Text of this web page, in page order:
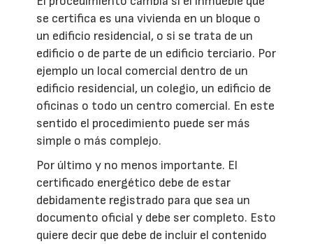
se certifica es una vivienda en un bloque o
un edificio residencial, o si se trata de un
edificio o de parte de un edificio terciario. Por
ejemplo un local comercial dentro de un
edificio residencial, un colegio, un edificio de
oficinas o todo un centro comercial. En este
sentido el procedimiento puede ser más
simple o más complejo.
Por último y no menos importante. El
certificado energético debe de estar
debidamente registrado para que sea un
documento oficial y debe ser completo. Esto
quiere decir que debe de incluir el contenido